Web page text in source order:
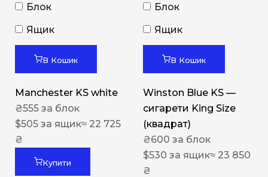
Блок
Ящик
В Кошик
Manchester KS white
₴555 за блок
$505 за ящик≈ 22 725
₴
Купити
Блок
Ящик
В Кошик
Winston Blue KS —
сигарети King Size
(квадрат)
₴600 за блок
$530 за ящик≈ 23 850
₴